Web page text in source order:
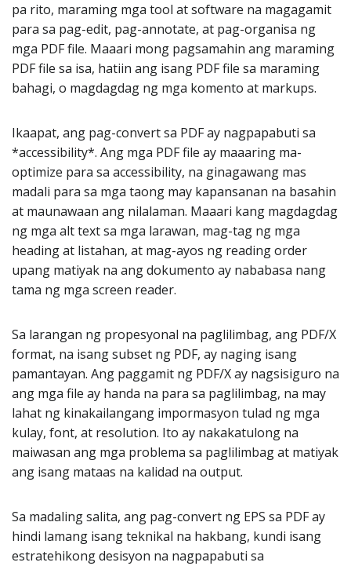
pa rito, maraming mga tool at software na magagamit
para sa pag-edit, pag-annotate, at pag-organisa ng
mga PDF file. Maaari mong pagsamahin ang maraming
PDF file sa isa, hatiin ang isang PDF file sa maraming
bahagi, o magdagdag ng mga komento at markups.
Ikaapat, ang pag-convert sa PDF ay nagpapabuti sa
*accessibility*. Ang mga PDF file ay maaaring ma-
optimize para sa accessibility, na ginagawang mas
madali para sa mga taong may kapansanan na basahin
at maunawaan ang nilalaman. Maaari kang magdagdag
ng mga alt text sa mga larawan, mag-tag ng mga
heading at listahan, at mag-ayos ng reading order
upang matiyak na ang dokumento ay nababasa nang
tama ng mga screen reader.
Sa larangan ng propesyonal na paglilimbag, ang PDF/X
format, na isang subset ng PDF, ay naging isang
pamantayan. Ang paggamit ng PDF/X ay nagsisiguro na
ang mga file ay handa na para sa paglilimbag, na may
lahat ng kinakailangang impormasyon tulad ng mga
kulay, font, at resolution. Ito ay nakakatulong na
maiwasan ang mga problema sa paglilimbag at matiyak
ang isang mataas na kalidad na output.
Sa madaling salita, ang pag-convert ng EPS sa PDF ay
hindi lamang isang teknikal na hakbang, kundi isang
estratehikong desisyon na nagpapabuti sa